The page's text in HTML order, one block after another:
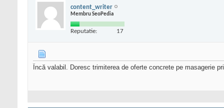
content_writer
Membru SeoPedia
Reputatie: 17
Încă valabil. Doresc trimiterea de oferte concrete pe masagerie